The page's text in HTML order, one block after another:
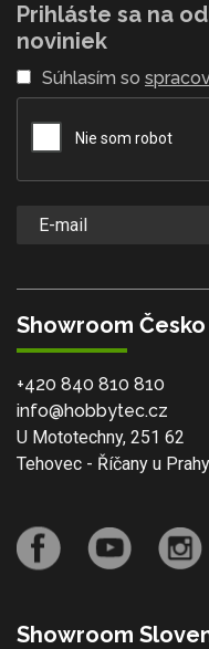
Prihláste sa na
noviniek
Súhlasím so
Showroom Česko
+420 840 810 810
info@hobbytec.cz
U Mototechny, 251 62
Tehovec - Říčany u Prahy
Showroom